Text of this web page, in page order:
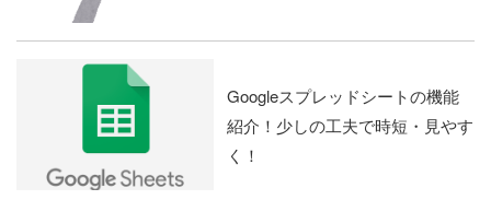
Googleスプレッドシートの機能
紹介！少しの工夫で時短・見やす
く！